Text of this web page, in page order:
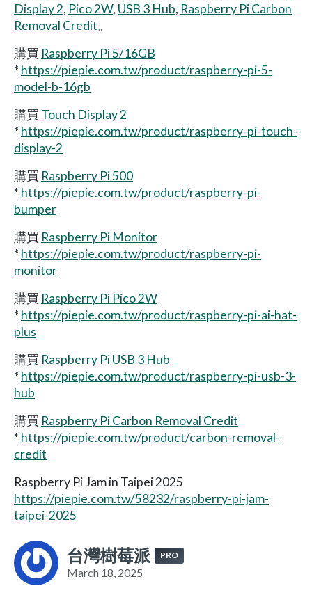
Display 2, Pico 2W, USB 3 Hub, Raspberry Pi Carbon
Removal Credit。
購買 Raspberry Pi 5/16GB
* https://piepie.com.tw/product/raspberry-pi-5-
model-b-16gb
購買 Touch Display 2
* https://piepie.com.tw/product/raspberry-pi-touch-
display-2
購買 Raspberry Pi 500
* https://piepie.com.tw/product/raspberry-pi-
bumper
購買 Raspberry Pi Monitor
* https://piepie.com.tw/product/raspberry-pi-
monitor
購買 Raspberry Pi Pico 2W
* https://piepie.com.tw/product/raspberry-pi-ai-hat-
plus
購買 Raspberry Pi USB 3 Hub
* https://piepie.com.tw/product/raspberry-pi-usb-3-
hub
購買 Raspberry Pi Carbon Removal Credit
* https://piepie.com.tw/product/carbon-removal-
credit
Raspberry Pi Jam in Taipei 2025
https://piepie.com.tw/58232/raspberry-pi-jam-
taipei-2025
台灣樹莓派 PRO
March 18, 2025